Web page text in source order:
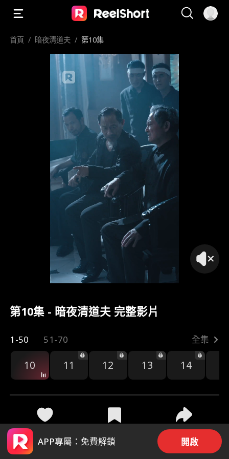
首頁 / 暗夜清道夫 / 第10集
第10集 - 暗夜清道夫 完整影片
1-50 51-70 全集
10 11 12 13 14
1.6k 分享
APP專屬：免費解鎖 開啟